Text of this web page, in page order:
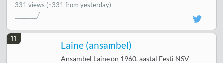
331 views (↑331 from yesterday)
11
Laine (ansambel)
Ansambel Laine on 1960. aastal Eesti NSV